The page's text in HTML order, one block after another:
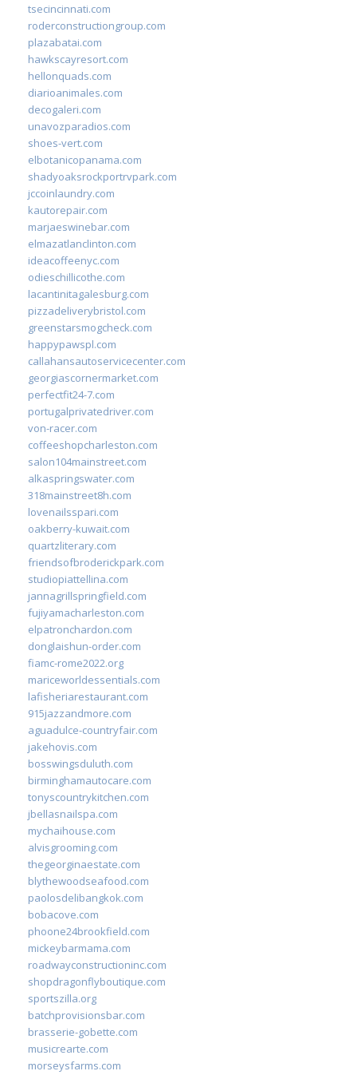
tsecincinnati.com
roderconstructiongroup.com
plazabatai.com
hawkscayresort.com
hellonquads.com
diarioanimales.com
decogaleri.com
unavozparadios.com
shoes-vert.com
elbotanicopanama.com
shadyoaksrockportrvpark.com
jccoinlaundry.com
kautorepair.com
marjaeswinebar.com
elmazatlanclinton.com
ideacoffeenyc.com
odieschillicothe.com
lacantinitagalesburg.com
pizzadeliverybristol.com
greenstarsmogcheck.com
happypawspl.com
callahansautoservicecenter.com
georgiascornermarket.com
perfectfit24-7.com
portugalprivatedriver.com
von-racer.com
coffeeshopcharleston.com
salon104mainstreet.com
alkaspringswater.com
318mainstreet8h.com
lovenailsspari.com
oakberry-kuwait.com
quartzliterary.com
friendsofbroderickpark.com
studiopiattellina.com
jannagrillspringfield.com
fujiyamacharleston.com
elpatronchardon.com
donglaishun-order.com
fiamc-rome2022.org
mariceworldessentials.com
lafisheriarestaurant.com
915jazzandmore.com
aguadulce-countryfair.com
jakehovis.com
bosswingsduluth.com
birminghamautocare.com
tonyscountrykitchen.com
jbellasnailspa.com
mychaihouse.com
alvisgrooming.com
thegeorginaestate.com
blythewoodseafood.com
paolosdelibangkok.com
bobacove.com
phoone24brookfield.com
mickeybarmama.com
roadwayconstructioninc.com
shopdragonflyboutique.com
sportszilla.org
batchprovisionsbar.com
brasserie-gobette.com
musicrearte.com
morseysfarms.com